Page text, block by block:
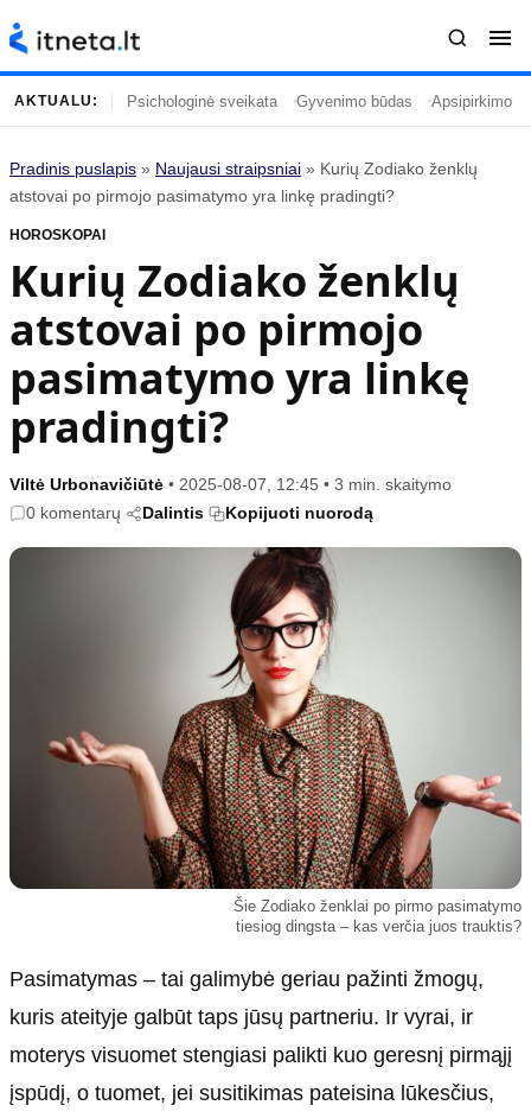
Turinys
Naujausi straipsniai
Gyvenimas
Mada
Mokslas
Namai ir interjeras
Temos
Kulinarija
Technologijos
Gyvenimo būdas
Vasaros mada
Populiaru Informacija
Klaidų taisymo politika
Naudojimo sąlygos
Privatumo politika
Reklamos politika
Slapukų politika
Dirbtinis intelektas
AKTUALU: Psichologinė sveikata Gyvenimo būdas Apsipirkimo
Pradinis puslapis » Naujausi straipsniai » Kurių Zodiako ženklų
atstovai po pirmojo pasimatymo yra linkę pradingti?
HOROSKOPAI
Kurių Zodiako ženklų
atstovai po pirmojo
pasimatymo yra linkę
pradingti?
Viltė Urbonavičiūtė • 2025-08-07, 12:45 • 3 min. skaitymo
0 komentarų
Dalintis Kopijuoti nuorodą
Šie Zodiako ženklai po pirmo pasimatymo
tiesiog dingsta – kas verčia juos trauktis?
Pasimatymas – tai galimybė geriau pažinti žmogų,
kuris ateityje galbūt taps jūsų partneriu. Ir vyrai, ir
moterys visuomet stengiasi palikti kuo geresnį pirmąjį
įspūdį, o tuomet, jei susitikimas pateisina lūkesčius,